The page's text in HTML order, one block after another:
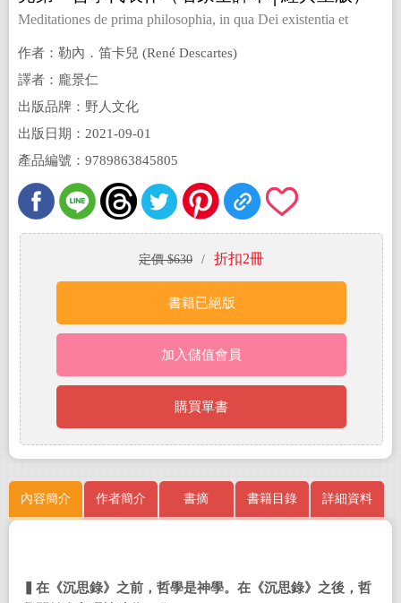
Meditationes de prima philosophia, in qua Dei existentia et
作者：勒內．笛卡兒 (René Descartes)
譯者：龐景仁
出版品牌：野人文化
出版日期：2021-09-01
產品編號：9789863845805
定價 $630 / 折扣2冊
書籍已絕版
加入儲值會員
購買單書
內容簡介 作者簡介 書摘 書籍目錄 詳細資料
在《沉思錄》之前，哲學是神學。在《沉思錄》之後，哲